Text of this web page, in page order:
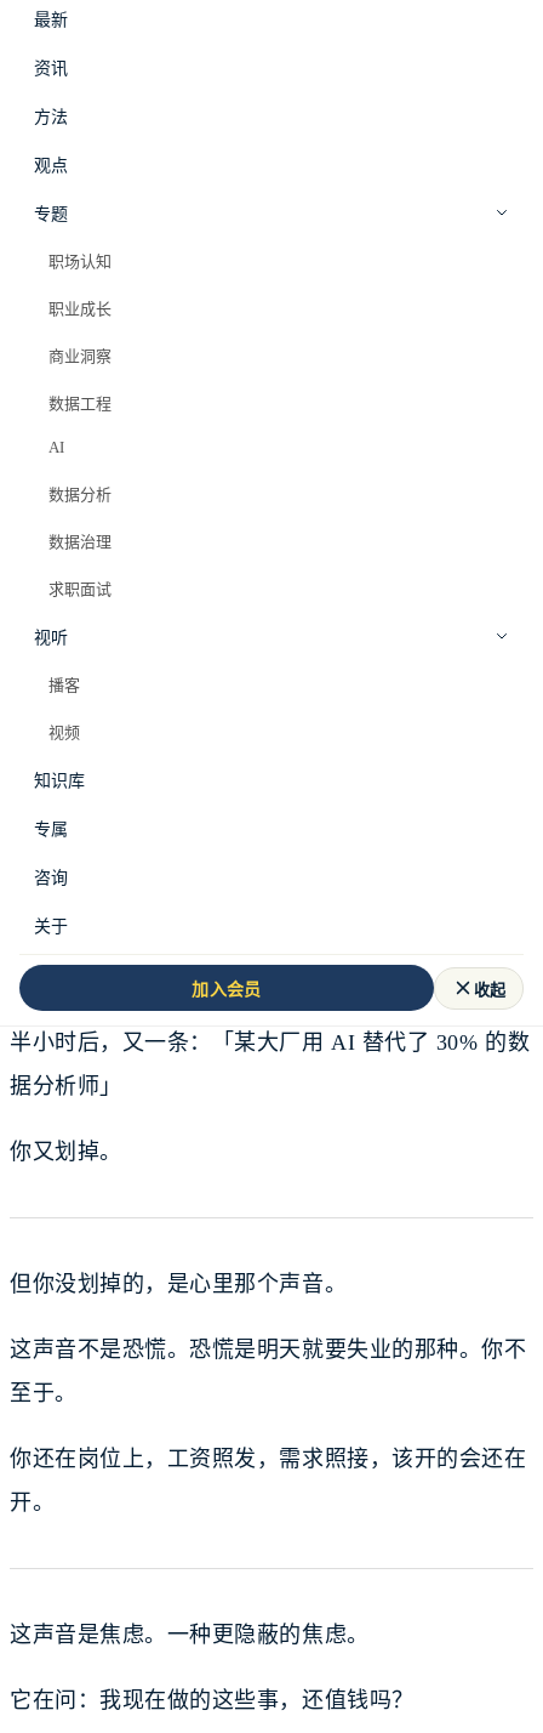
最新
资讯
方法
观点
专题
职场认知
职业成长
商业洞察
数据工程
AI
数据分析
数据治理
求职面试
视听
播客
视频
知识库
专属
咨询
关于
加入会员 收起
职场影响力
AI 时代，数据从业者的位置在哪
2026年4月9日
#职场影响力#ai
「GPT-5 发布，数据分析将被彻底颠覆」
你划掉。
半小时后，又一条：「某大厂用 AI 替代了 30% 的数
据分析师」
你又划掉。
但你没划掉的，是心里那个声音。
这声音不是恐慌。恐慌是明天就要失业的那种。你不
至于。
你还在岗位上，工资照发，需求照接，该开的会还在
开。
这声音是焦虑。一种更隐蔽的焦虑。
它在问：我现在做的这些事，还值钱吗？